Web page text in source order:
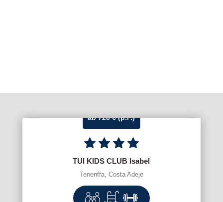
ab 728 € (p.P.)
TUI KIDS CLUB Isabel
Teneriffa, Costa Adeje